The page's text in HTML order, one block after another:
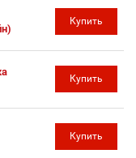
Купить
Купить
Купить